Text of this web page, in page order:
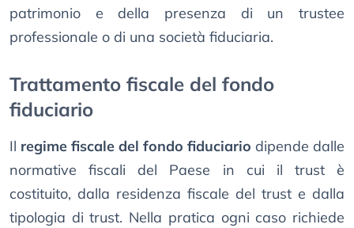
patrimonio e della presenza di un trustee
professionale o di una società fiduciaria.
Trattamento fiscale del fondo
fiduciario
Il regime fiscale del fondo fiduciario dipende dalle
normative fiscali del Paese in cui il trust è
costituito, dalla residenza fiscale del trust e dalla
tipologia di trust. Nella pratica ogni caso richiede